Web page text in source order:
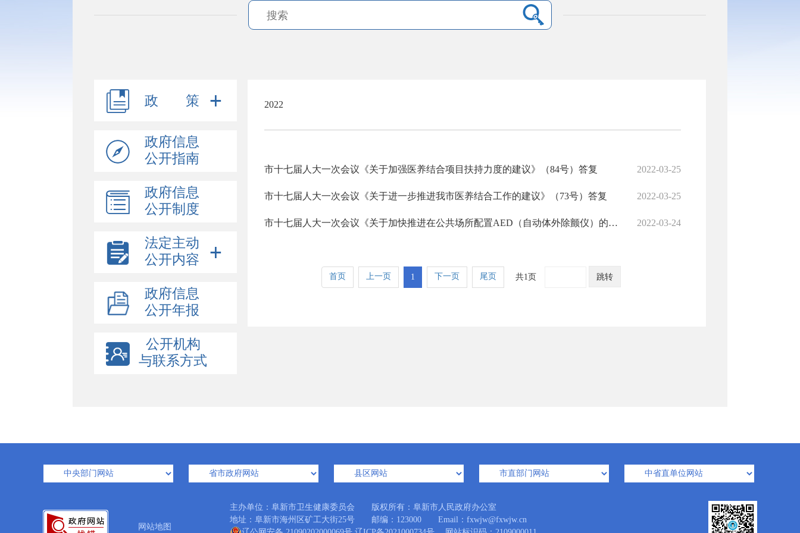
政 策
政府信息
公开指南
政府信息
公开制度
法定主动
公开内容
政府信息
公开年报
公开机构
与联系方式
2022
市十七届人大一次会议《关于加强医养结合项目扶持力度的建议》（84号）答复 2022-03-25
市十七届人大一次会议《关于进一步推进我市医养结合工作的建议》（73号）答复 2022-03-25
市十七届人大一次会议《关于加快推进在公共场所配置AED（自动体外除颤仪）的建议》（71号）答复 2022-03-24
首页 上一页 1 下一页 尾页 共1页 跳转
网站地图
主办单位：阜新市卫生健康委员会 版权所有：阜新市人民政府办公室
地址：阜新市海州区矿工大街25号 邮编：123000 Email：fxwjw@fxwjw.cn